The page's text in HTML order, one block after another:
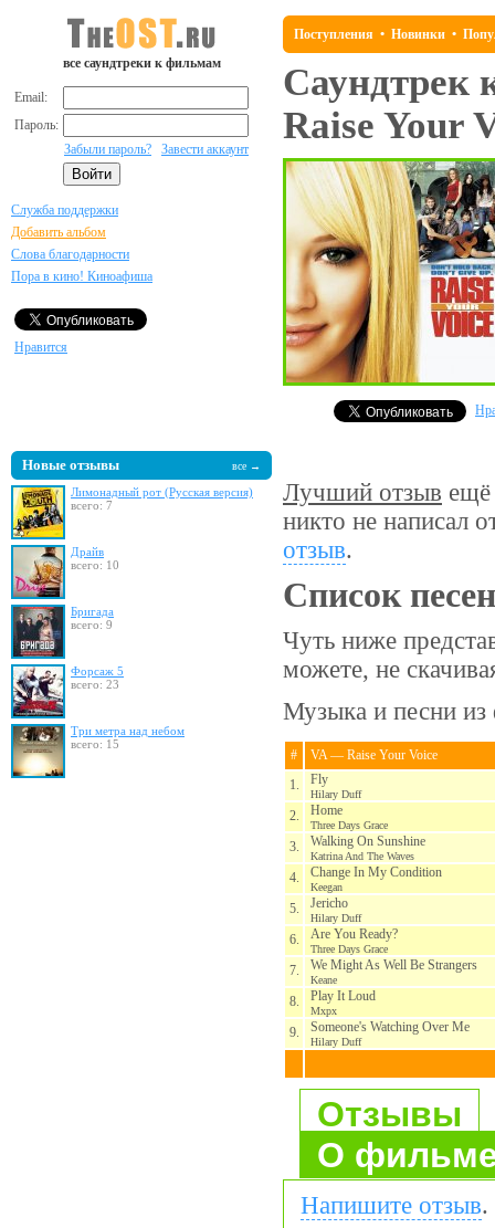
все саундтреки к фильмам
Email:
Пароль:
Забыли пароль?
Завести аккаунт
Служба поддержки
Добавить альбом
Слова благодарности
Пора в кино! Киноафиша
Нравится
Новые отзывы все →
Лимонадный рот (Русская версия)
всего: 7
Драйв
всего: 10
Бригада
всего: 9
Форсаж 5
всего: 23
Три метра над небом
всего: 15
Поступления • Новинки •
Саундтрек
Raise Your
Лучший отзыв ещё
никто не написал
отзыв.
Список песен
Чуть ниже
можете, не
Музыка и песни из
#
VA — Raise Your Voice
1.
Fly
Hilary Duff
2. Home
Three Days Grace
3. Walking On Sunshine
Katrina And The Waves
4. Change In My Condition
Keegan
5. Jericho
Hilary Duff
6. Are You Ready?
Three Days Grace
7. We Might As Well Be Strangers
Keane
8. Play It Loud
Mxpx
9. Someone's Watching Over Me
Hilary Duff
Отзывы
О
Напишите отзыв.